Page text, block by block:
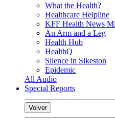
What the Health?
Healthcare Helpline
KFF Health News
An Arm and a Leg
Health Hub
HealthQ
Silence in Sikeston
Epidemic
All Audio
Special Reports
Volver